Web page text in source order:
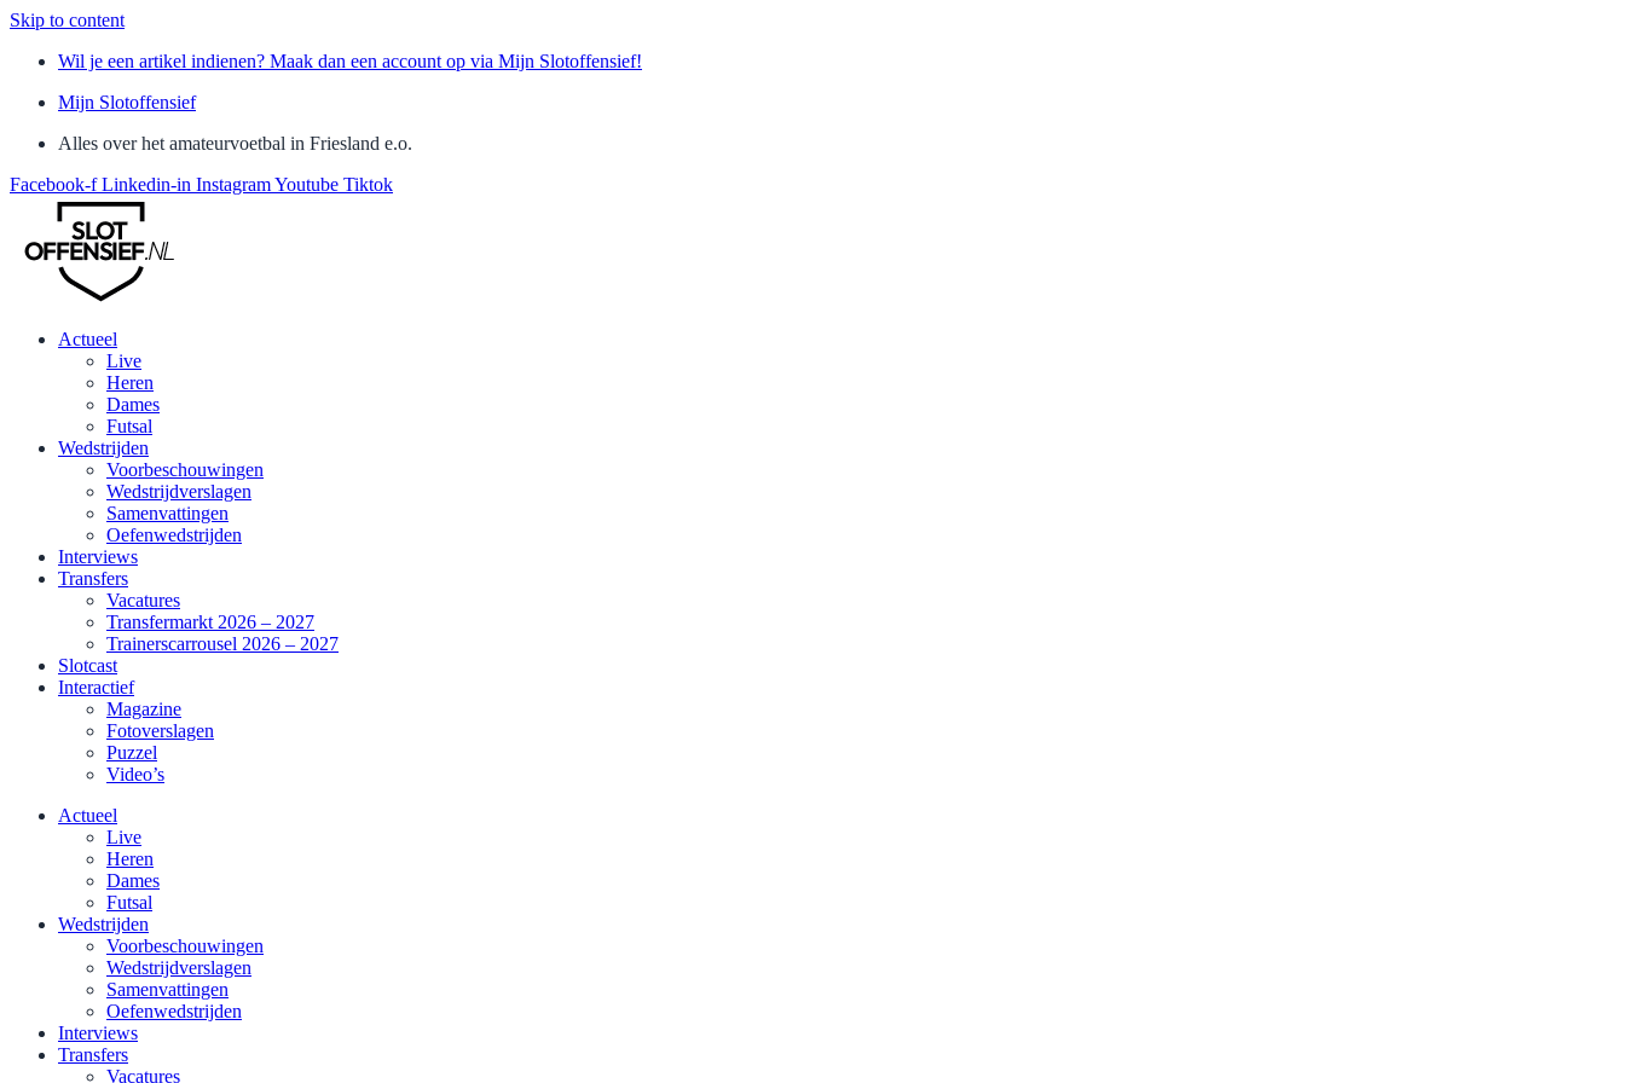
Skip to content
Wil je een artikel indienen? Maak dan een account op via Mijn Slotoffensief!
Mijn Slotoffensief
Alles over het amateurvoetbal in Friesland e.o.
Facebook-f Linkedin-in InstagramYoutube Tiktok
Actueel
Live
Heren
Dames
Futsal
Wedstrijden
Voorbeschouwingen
Wedstrijdverslagen
Samenvattingen
Oefenwedstrijden
Interviews
Transfers
Vacatures
Transfermarkt 2026 – 2027
Trainerscarrousel 2026 – 2027
Slotcast
Interactief
Magazine
Fotoverslagen
Puzzel
Video’s
Actueel
Live
Heren
Dames
Futsal
Wedstrijden
Voorbeschouwingen
Wedstrijdverslagen
Samenvattingen
Oefenwedstrijden
Interviews
Transfers
Vacatures